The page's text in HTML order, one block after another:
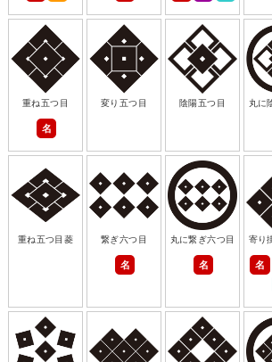
重ね五つ目
名
変り五つ目 陰陽五つ目 丸に
重ね五つ目菱 繋ぎ六つ目
名
丸に繋ぎ六つ目
名
寄り
名